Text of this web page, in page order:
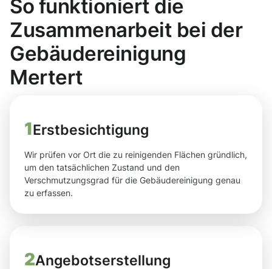
So funktioniert die
Zusammenarbeit bei der
Gebäudereinigung
Mertert
1Erstbesichtigung
Wir prüfen vor Ort die zu reinigenden Flächen gründlich,
um den tatsächlichen Zustand und den
Verschmutzungsgrad für die Gebäudereinigung genau
zu erfassen.
2Angebotserstellung